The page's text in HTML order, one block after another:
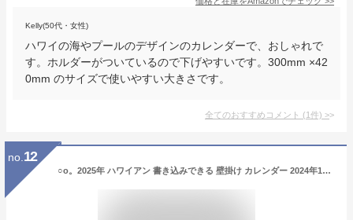
Kelly(50代・女性)
ハワイの海やプールのデザインのカレンダーで、おしゃれで
す。ホルダーがついているので下げやすいです。300mm ×42
0mm のサイズで使いやすい大きさです。
全てのおすすめコメント (1件) >
no. 12
○o。2025年 ハワイアン 書き込みできる 壁掛け カレンダー 2024年12月〜2025年12月 TAMO【ハワイアン雑貨・インテリア】ハイビスカス ハワイカレンダー ダイヤモンドヘッド ハワイインテリア ハワイ タモ ハワイカレンダー ハワイ風景 2025 。o○